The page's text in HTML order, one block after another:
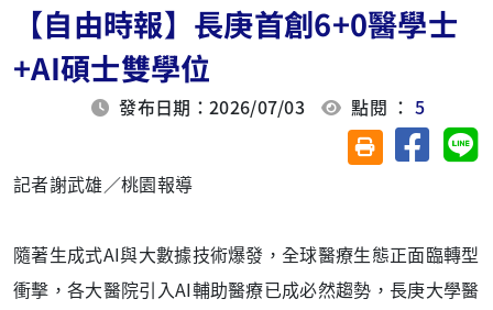
【自由時報】長庚首創6+0醫學士
+AI碩士雙學位
發布日期：2026/07/03 點閱 ：5
友善列印(另開視
分享至
記者謝武雄／桃園報導
隨著生成式AI與大數據技術爆發，全球醫療生態正面臨轉型
衝擊，各大醫院引入AI輔助醫療已成必然趨勢，長庚大學醫